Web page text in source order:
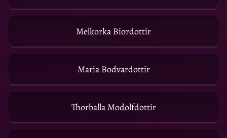
Melkorka Biordottir
Maria Bodvardottir
Thorballa Modolfdottir